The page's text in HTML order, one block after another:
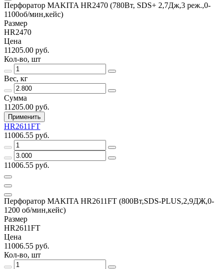
Перфоратор MAKITA HR2470 (780Вт, SDS+ 2,7Дж,3 реж.,0-
1100об/мин,кейс)
Размер
HR2470
Цена
11205.00 руб.
Кол-во, шт
Вес, кг
Сумма
11205.00 руб.
Применить
HR2611FT
11006.55 руб.
11006.55 руб.
Перфоратор MAKITA HR2611FT (800Вт,SDS-PLUS,2,9ДЖ,0-
1200 об/мин,кейс)
Размер
HR2611FT
Цена
11006.55 руб.
Кол-во, шт